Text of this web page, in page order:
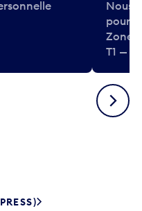
Nous
pour
Zone.
T1 —
Suivant